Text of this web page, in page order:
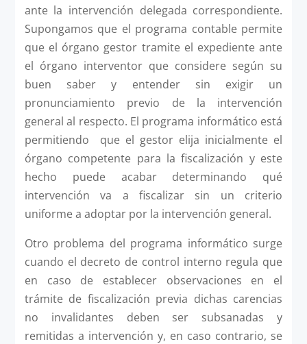
ante la intervención delegada correspondiente.
Supongamos que el programa contable permite
que el órgano gestor tramite el expediente ante
el órgano interventor que considere según su
buen saber y entender sin exigir un
pronunciamiento previo de la intervención
general al respecto. El programa informático está
permitiendo que el gestor elija inicialmente el
órgano competente para la fiscalización y este
hecho puede acabar determinando qué
intervención va a fiscalizar sin un criterio
uniforme a adoptar por la intervención general.
Otro problema del programa informático surge
cuando el decreto de control interno regula que
en caso de establecer observaciones en el
trámite de fiscalización previa dichas carencias
no invalidantes deben ser subsanadas y
remitidas a intervención y, en caso contrario, se